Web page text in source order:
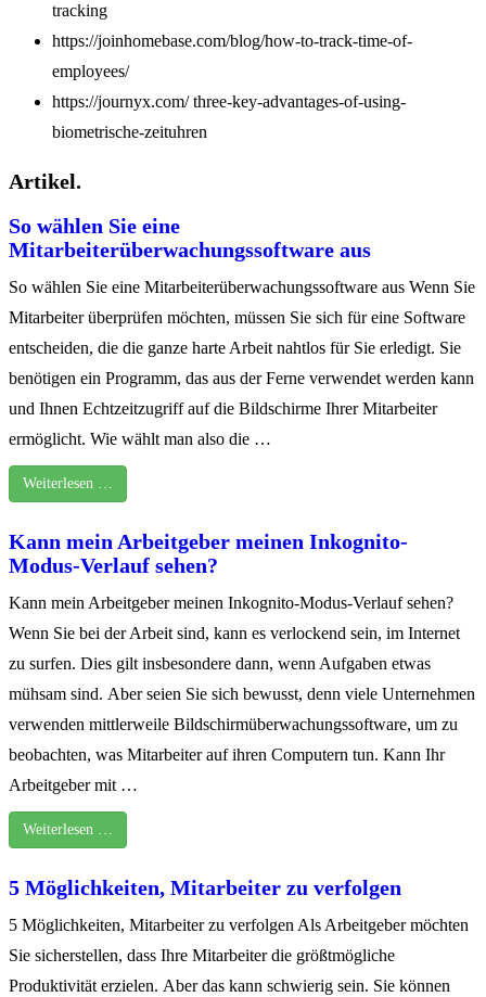
tracking
https://joinhomebase.com/blog/how-to-track-time-of-
employees/
https://journyx.com/ three-key-advantages-of-using-
biometrische-zeituhren
Artikel.
So wählen Sie eine
Mitarbeiterüberwachungssoftware aus
So wählen Sie eine Mitarbeiterüberwachungssoftware aus Wenn Sie
Mitarbeiter überprüfen möchten, müssen Sie sich für eine Software
entscheiden, die die ganze harte Arbeit nahtlos für Sie erledigt. Sie
benötigen ein Programm, das aus der Ferne verwendet werden kann
und Ihnen Echtzeitzugriff auf die Bildschirme Ihrer Mitarbeiter
ermöglicht. Wie wählt man also die …
Weiterlesen …
Kann mein Arbeitgeber meinen Inkognito-
Modus-Verlauf sehen?
Kann mein Arbeitgeber meinen Inkognito-Modus-Verlauf sehen?
Wenn Sie bei der Arbeit sind, kann es verlockend sein, im Internet
zu surfen. Dies gilt insbesondere dann, wenn Aufgaben etwas
mühsam sind. Aber seien Sie sich bewusst, denn viele Unternehmen
verwenden mittlerweile Bildschirmüberwachungssoftware, um zu
beobachten, was Mitarbeiter auf ihren Computern tun. Kann Ihr
Arbeitgeber mit …
Weiterlesen …
5 Möglichkeiten, Mitarbeiter zu verfolgen
5 Möglichkeiten, Mitarbeiter zu verfolgen Als Arbeitgeber möchten
Sie sicherstellen, dass Ihre Mitarbeiter die größtmögliche
Produktivität erzielen. Aber das kann schwierig sein. Sie können